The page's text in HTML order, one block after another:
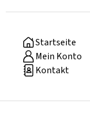
Startseite
Mein Konto
Kontakt